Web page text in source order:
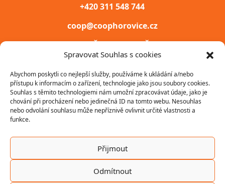
Spravovat Souhlas s cookies
Abychom poskytli co nejlepší služby, používáme k ukládání a/nebo
přístupu k informacím o zařízení, technologie jako jsou soubory cookies.
Souhlas s těmito technologiemi nám umožní zpracovávat údaje, jako je
chování při procházení nebo jedinečná ID na tomto webu. Nesouhlas
nebo odvolání souhlasu může nepříznivě ovlivnit určité vlastnosti a
funkce.
Přijmout
Odmítnout
+420 311 548 744
coop@coophorovice.cz
COOP HOŘOVICE, DRUŽSTVO
HOŘOVICE, 268 40
IČ: 00031747
2022 ©COOP Hořovice, družstvo